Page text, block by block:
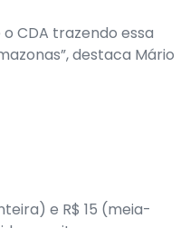
o CDA trazendo essa
destaca Mário
e R$ 15 (meia-